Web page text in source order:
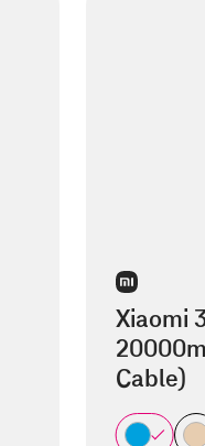
Xiaomi
Cable)